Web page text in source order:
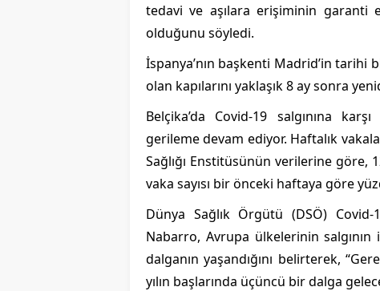
tedavi ve aşılara erişiminin garanti
olduğunu söyledi.
İspanya’nın başkenti Madrid’in tarihi
olan kapılarını yaklaşık 8 ay sonra
Belçika’da Covid-19 salgınına
gerileme devam ediyor. Haftalık
Sağlığı Enstitüsünün verilerine göre,
vaka sayısı bir önceki haftaya göre
Dünya Sağlık Örgütü (DSÖ)
Nabarro, Avrupa ülkelerinin salgının
dalganın yaşandığını belirterek,
yılın başlarında üçüncü bir dalga